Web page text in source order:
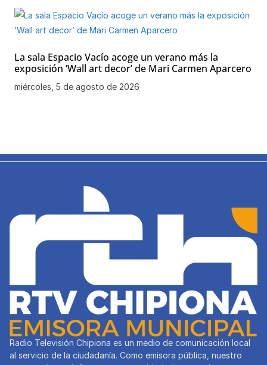
La sala Espacio Vacío acoge un verano más la
exposición ‘Wall art decor’ de Mari Carmen Aparcero
miércoles, 5 de agosto de 2026
Radio Televisión Chipiona es un medio de comunicación local
al servicio de la ciudadanía. Como emisora pública, nuestro